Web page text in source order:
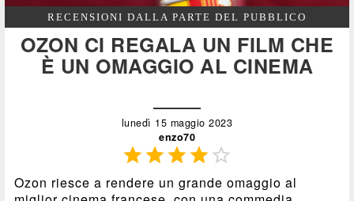
RECENSIONI DALLA PARTE DEL PUBBLICO
OZON CI REGALA UN FILM CHE
È UN OMAGGIO AL CINEMA
lunedì 15 maggio 2023
enzo70

Ozon riesce a rendere un grande omaggio al